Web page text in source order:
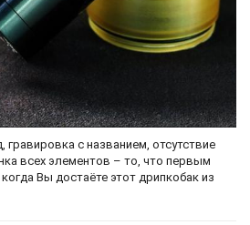
с названием, отсутствие
всех элементов – то, что первым
Вы достаёте этот дрипкобак из